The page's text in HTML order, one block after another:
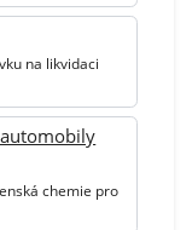
na likvidaci
chemie pro